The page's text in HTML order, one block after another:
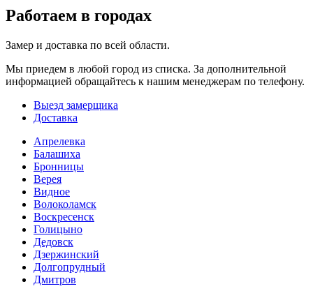
Работаем в городах
Замер и доставка по всей области.
Мы приедем в любой город из списка. За дополнительной
информацией обращайтесь к нашим менеджерам по телефону.
Выезд замерщика
Доставка
Апрелевка
Балашиха
Бронницы
Верея
Видное
Волоколамск
Воскресенск
Голицыно
Дедовск
Дзержинский
Долгопрудный
Дмитров